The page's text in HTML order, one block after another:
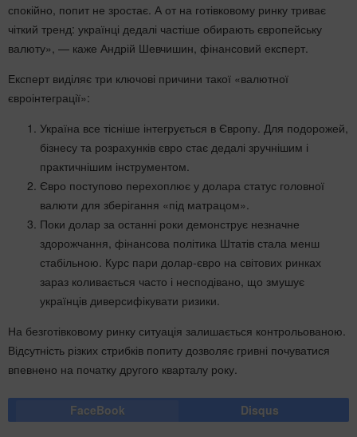
спокійно, попит не зростає. А от на готівковому ринку триває
чіткий тренд: українці дедалі частіше обирають європейську
валюту», — каже Андрій Шевчишин, фінансовий експерт.
Експерт виділяє три ключові причини такої «валютної
євроінтеграції»:
Україна все тісніше інтегрується в Європу. Для подорожей,
бізнесу та розрахунків євро стає дедалі зручнішим і
практичнішим інструментом.
Євро поступово перехоплює у долара статус головної
валюти для зберігання «під матрацом».
Поки долар за останні роки демонструє незначне
здорожчання, фінансова політика Штатів стала менш
стабільною. Курс пари долар-євро на світових ринках
зараз коливається часто і несподівано, що змушує
українців диверсифікувати ризики.
На безготівковому ринку ситуація залишається контрольованою.
Відсутність різких стрибків попиту дозволяє гривні почуватися
впевнено на початку другого кварталу року.
FaceBook Disqus